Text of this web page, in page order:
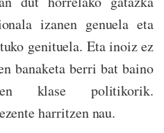
izanen genuela eta
genituela. Eta inoiz ez
banaketa berri bat baino
klase politikorik.
harritzen nau.